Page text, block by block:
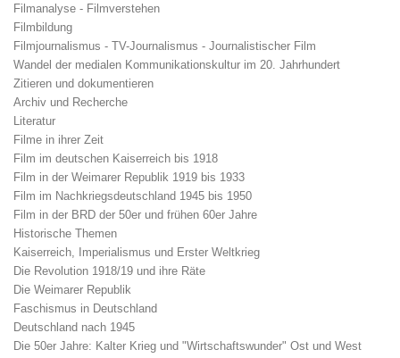
Filmanalyse - Filmverstehen
Filmbildung
Filmjournalismus - TV-Journalismus - Journalistischer Film
Wandel der medialen Kommunikationskultur im 20. Jahrhundert
Zitieren und dokumentieren
Archiv und Recherche
Literatur
Filme in ihrer Zeit
Film im deutschen Kaiserreich bis 1918
Film in der Weimarer Republik 1919 bis 1933
Film im Nachkriegsdeutschland 1945 bis 1950
Film in der BRD der 50er und frühen 60er Jahre
Historische Themen
Kaiserreich, Imperialismus und Erster Weltkrieg
Die Revolution 1918/19 und ihre Räte
Die Weimarer Republik
Faschismus in Deutschland
Deutschland nach 1945
Die 50er Jahre: Kalter Krieg und "Wirtschaftswunder" Ost und West